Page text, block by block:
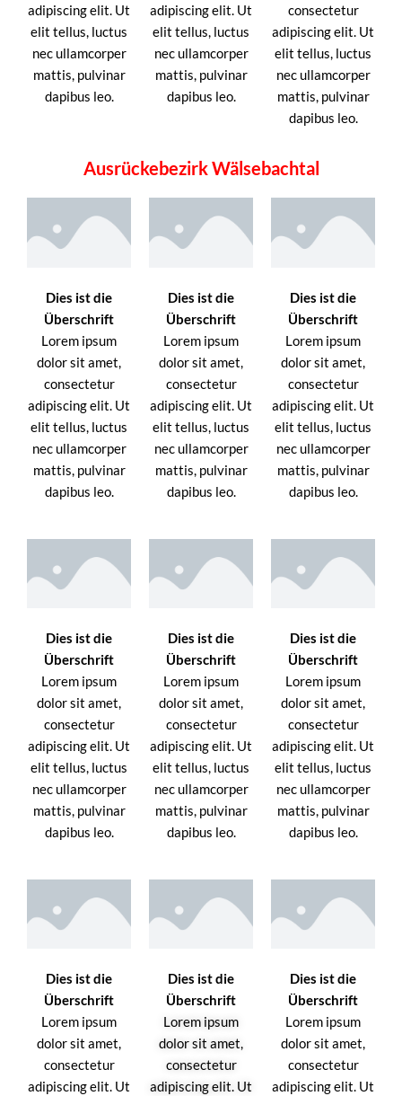
adipiscing elit. Ut
elit tellus, luctus
nec ullamcorper
mattis, pulvinar
dapibus leo.
adipiscing elit. Ut
elit tellus, luctus
nec ullamcorper
mattis, pulvinar
dapibus leo.
consectetur
adipiscing elit. Ut
elit tellus, luctus
nec ullamcorper
mattis, pulvinar
dapibus leo.
Ausrückebezirk Wälsebachtal
Dies ist die
Überschrift
Lorem ipsum
dolor sit amet,
consectetur
adipiscing elit. Ut
elit tellus, luctus
nec ullamcorper
mattis, pulvinar
dapibus leo.
Dies ist die
Überschrift
Lorem ipsum
dolor sit amet,
consectetur
adipiscing elit. Ut
elit tellus, luctus
nec ullamcorper
mattis, pulvinar
dapibus leo.
Dies ist die
Überschrift
Lorem ipsum
dolor sit amet,
consectetur
adipiscing elit. Ut
elit tellus, luctus
nec ullamcorper
mattis, pulvinar
dapibus leo.
Dies ist die
Überschrift
Lorem ipsum
dolor sit amet,
consectetur
adipiscing elit. Ut
elit tellus, luctus
nec ullamcorper
mattis, pulvinar
dapibus leo.
Dies ist die
Überschrift
Lorem ipsum
dolor sit amet,
consectetur
adipiscing elit. Ut
elit tellus, luctus
nec ullamcorper
mattis, pulvinar
dapibus leo.
Dies ist die
Überschrift
Lorem ipsum
dolor sit amet,
consectetur
adipiscing elit. Ut
elit tellus, luctus
nec ullamcorper
mattis, pulvinar
dapibus leo.
Dies ist die
Überschrift
Lorem ipsum
dolor sit amet,
consectetur
adipiscing elit. Ut
Dies ist die
Überschrift
Lorem ipsum
dolor sit amet,
consectetur
adipiscing elit. Ut
Dies ist die
Überschrift
Lorem ipsum
dolor sit amet,
consectetur
adipiscing elit. Ut